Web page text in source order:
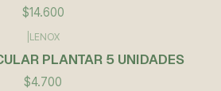
$14.600
LENOX
PLANTAR 5 UNIDADES
$4.700